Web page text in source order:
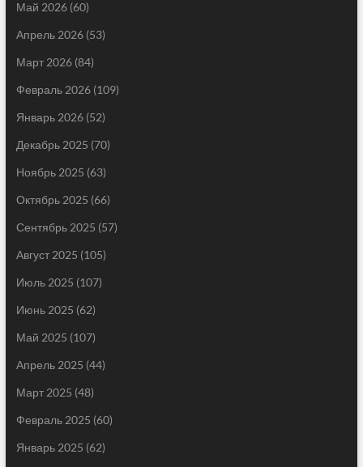
Май 2026(60)
Апрель 2026(53)
Март 2026(84)
Февраль 2026(109)
Январь 2026(52)
Декабрь 2025 (70)
Ноябрь 2025 (63)
Октябрь 2025 (66)
Сентябрь 2025 (57)
Август 2025 (105)
Июль 2025 (107)
Июнь 2025 (62)
Май 2025 (107)
Апрель 2025 (44)
Март 2025 (48)
Февраль 2025 (60)
Январь 2025 (62)